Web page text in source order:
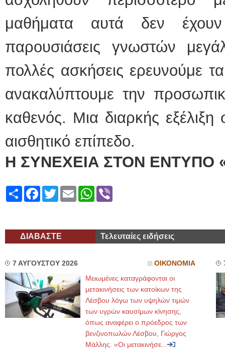
μαθήματα αυτά δεν
παρουσιάσεις γνωστών
πολλές ασκήσεις ερευνούμε
ανακαλύπτουμε την
καθενός. Μια διαρκής
αισθητικό επίπεδο.
Η ΣΥΝΕΧΕΙΑ ΣΤΟΝ ΕΝΤΥΠΟ
ShareFacebook
TwitterEmailWhatsApp
ΔΙΑΒΑΣΤΕ Τελευταίες ειδήσεις
7 ΑΥΓΟΥΣΤΟΥ 2026 ΟΙΚΟΝΟΜΙΑ
Μειωμένες καταγράφονται οι
μετακινήσεις των κατοίκων της
Λέσβου λόγω των υψηλών τιμών
των υγρών καυσίμων κίνησης,
όπως αναφέρει ο πρόεδρος των
βενζινοπωλών Λέσβου, Γιώργος
Μάλλης. «Οι μετακινήσε...